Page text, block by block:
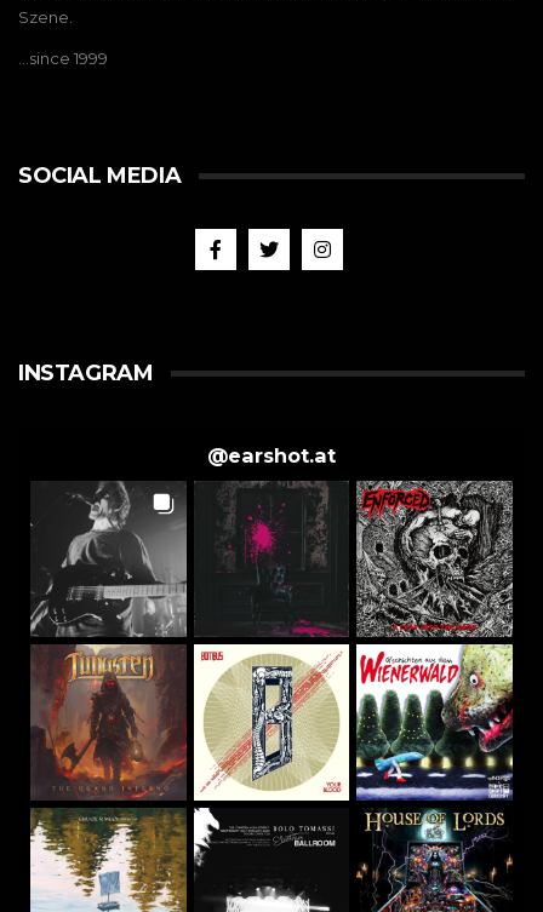
Szene.
…since 1999
SOCIAL MEDIA
INSTAGRAM
@earshot.at